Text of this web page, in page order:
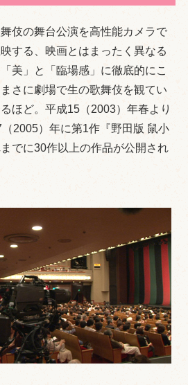
伎の舞台公演を高性能カメラで
する、映画とはまったく異なる
美」と「臨場感」に徹底的にこ
さに劇場で生の歌舞伎を観てい
ほど。平成15（2003）年春より
2005）年に第1作『野田版 鼠小
でに30作以上の作品が公開され